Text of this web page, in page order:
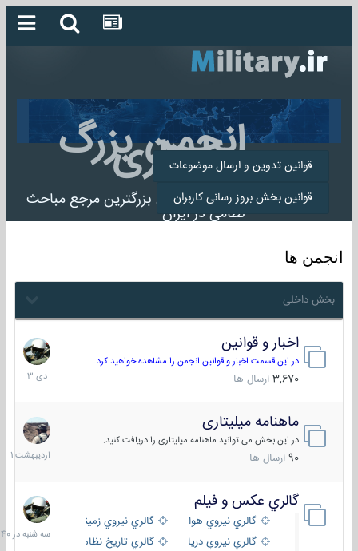
انجمن بزرگ
میلیتاری
انجمن میلیتاری بزرگترین مرجع مباحث
نظامی در ایران
قوانین تدوین و ارسال موضوعات
قوانین بخش بروز رسانی کاربران
انجمن ها
بخش داخلی
اخبار و قوانین
در این قسمت اخبار و قوانین انجمن را مشاهده خواهید کرد
3,670 ارسال ها
22
دی
1403
ماهنامه میلیتاری
در این بخش می توانید ماهنامه میلیتاری را دریافت کنید.
90 ارسال ها
30
1401
گالري عكس و فيلم
گالري نيروي هوايي
گالري نيروي زميني
گالري نيروي دريايي
گالري تاریخ نظامی
سه
شنبه
در